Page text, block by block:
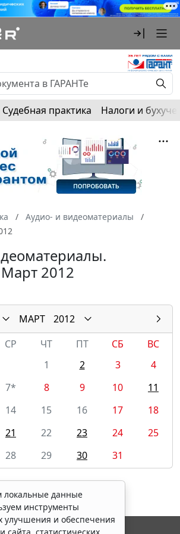
Судебная практика Налоги и
Аудио- и видеоматериалы
2012
МАРТ
2012
СР ЧТ ПТ СБ
ВС
1
2 3
4
7* 8 9 10
11
14 15 16 17
18
21 22 23 24
25
28 29 30 31
данные
инструменты
улучшения и обеспечения